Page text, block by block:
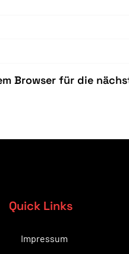
Browser für die
Quick Links
Impressum